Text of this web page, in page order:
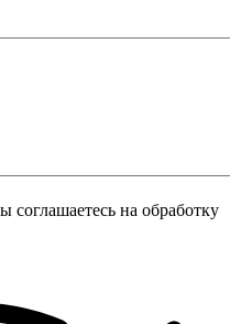
на обработку